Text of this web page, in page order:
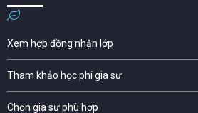
Xem hợp đồng nhận lớp
Tham khảo học phí gia sư
Chọn gia sư phù hợp